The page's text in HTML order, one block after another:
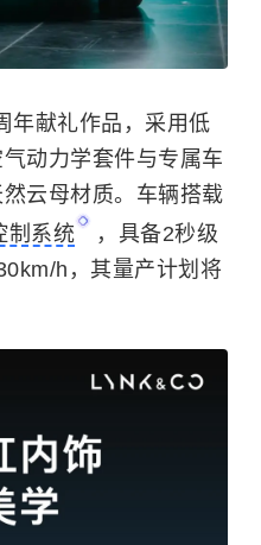
年献礼作品，采用低
动力学套件与专属车
云母材质。车辆搭载
制系统
，具备2秒级
h，其量产计划将